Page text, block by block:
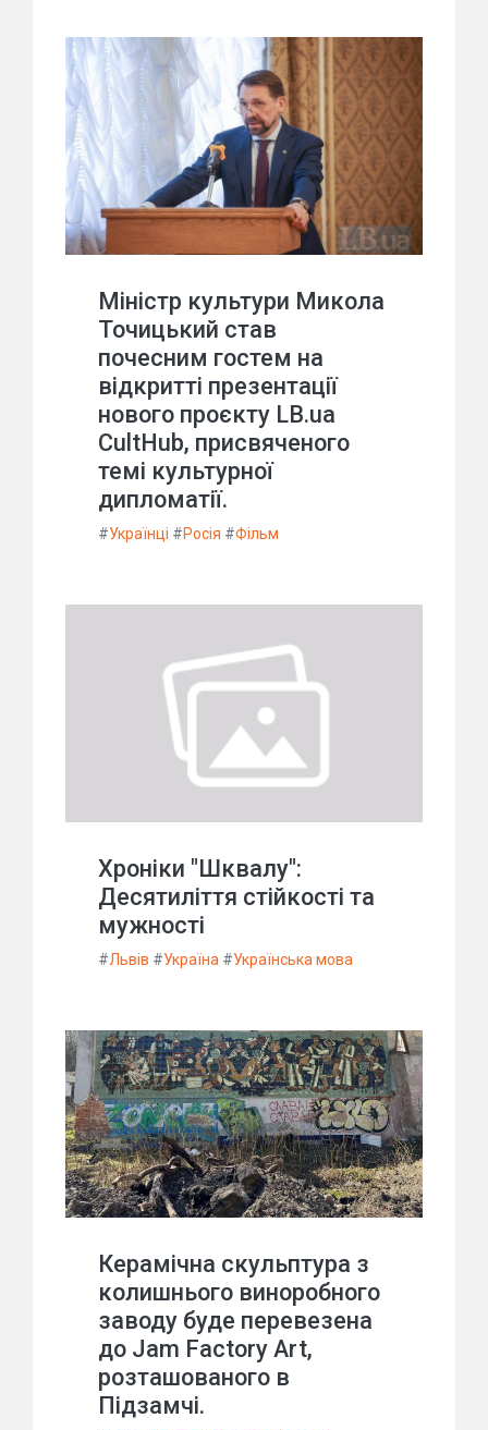
Міністр культури Микола
Точицький став
почесним гостем на
відкритті презентації
нового проєкту LB.ua
CultHub, присвяченого
темі культурної
дипломатії.
#Українці #Росія #Фільм
Хроніки "Шквалу":
Десятиліття стійкості та
мужності
#Львів #Україна #Українська мова
Керамічна скульптура з
колишнього виноробного
заводу буде перевезена
до Jam Factory Art,
розташованого в
Підзамчі.